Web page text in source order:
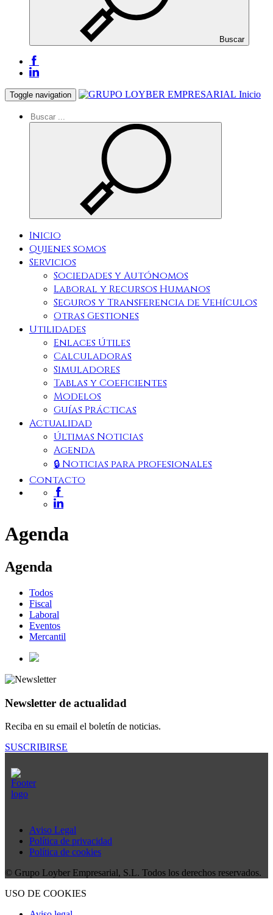
Buscar
Toggle navigation Inicio
Inicio
Quienes somos
Servicios
Sociedades y Autónomos
Laboral y Recursos Humanos
Seguros y Transferencia de Vehículos
Otras Gestiones
Utilidades
Enlaces Útiles
Calculadoras
Simuladores
Tablas y Coeficientes
Modelos
Guías Prácticas
Actualidad
Últimas Noticias
Agenda
🔒 Noticias para profesionales
Contacto
Agenda
Agenda
Todos
Fiscal
Laboral
Eventos
Mercantil
Newsletter de actualidad
Reciba en su email el boletín de noticias.
SUSCRIBIRSE
Aviso Legal
Política de privacidad
Política de cookies
© Grupo Loyber Empresarial, S.L. Todos los derechos reservados.
USO DE COOKIES